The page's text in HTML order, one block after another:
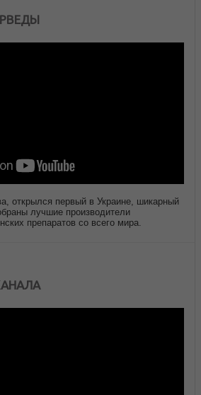
открылся первый в Украине, шикарный
лучшие производители
препаратов со всего мира.